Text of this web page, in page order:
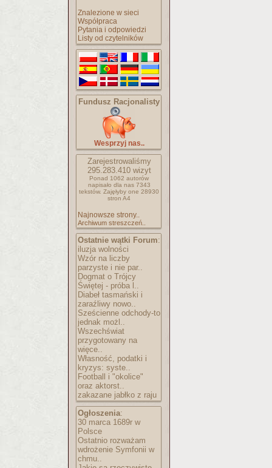
Znalezione w sieci
Współpraca
Pytania i odpowiedzi
Listy od czytelników
Fundusz Racjonalisty
Wesprzyj nas..
Zarejestrowaliśmy
295.283.410wizyt
Ponad 1062 autorów
napisało dla nas 7343
tekstów. Zajęłyby one 28930
stron A4
Najnowsze strony..
Archiwum streszczeń..
Ostatnie wątki Forum:
iluzja wolności
Wzór na liczby
parzyste i nie par..
Dogmat o Trójcy
Świętej - próba l..
Diabeł tasmański i
zaraźliwy nowo..
Sześcienne odchody-to
jednak możl..
Wszechświat
przygotowany na
więce..
Własność, podatki i
kryzys: syste..
Football i "okolice"
oraz aktorst..
zakazane jabłko z raju
Ogłoszenia:
30 marca 1689r w
Polsce
Ostatnio rozważam
wdrożenie Symfonii w
chmu..